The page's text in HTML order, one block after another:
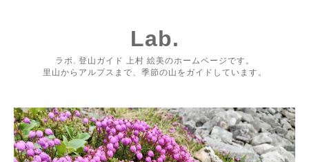
Lab.
ラボ. 登山ガイド 上村 絵美のホームページです。
里山からアルプスまで、季節の山をガイドしています。